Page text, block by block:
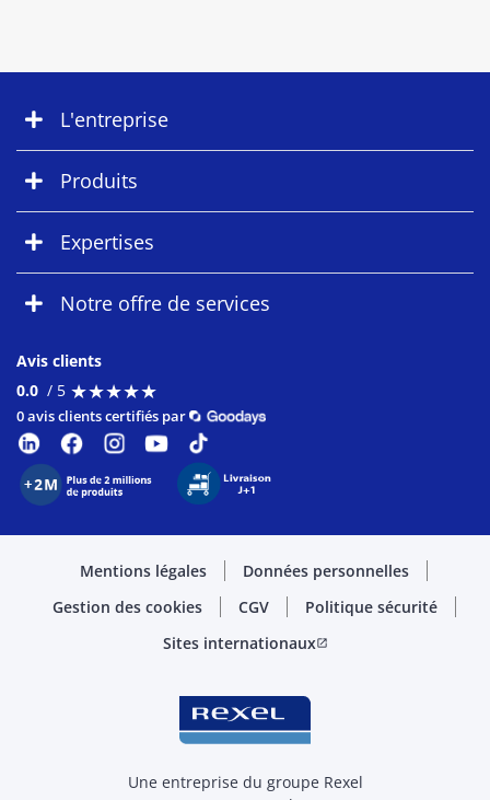
L'entreprise
Produits
Expertises
Notre offre de services
Avis clients
0.0 / 5 ★★★★★
★★★★★
0 avis clients certifiés par
Mentions légales
Données personnelles
Gestion des cookies
CGV
Politique sécurité
Sites internationauxopen_in_new
Une entreprise du groupe Rexel